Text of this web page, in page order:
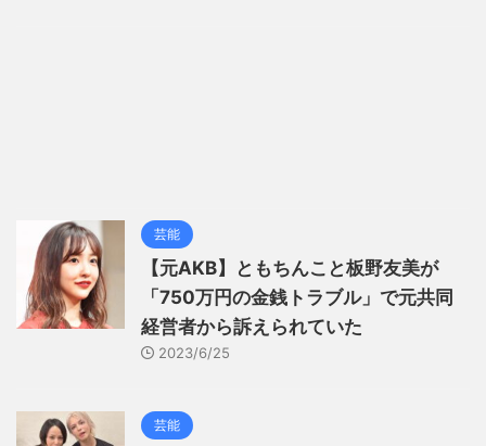
芸能
【元AKB】ともちんこと板野友美が
「750万円の金銭トラブル」で元共同
経営者から訴えられていた
2023/6/25
芸能